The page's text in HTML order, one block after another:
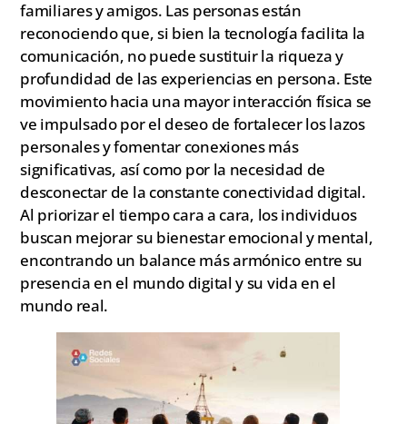
familiares y amigos. Las personas están
reconociendo que, si bien la tecnología facilita la
comunicación, no puede sustituir la riqueza y
profundidad de las experiencias en persona. Este
movimiento hacia una mayor interacción física se
ve impulsado por el deseo de fortalecer los lazos
personales y fomentar conexiones más
significativas, así como por la necesidad de
desconectar de la constante conectividad digital.
Al priorizar el tiempo cara a cara, los individuos
buscan mejorar su bienestar emocional y mental,
encontrando un balance más armónico entre su
presencia en el mundo digital y su vida en el
mundo real.